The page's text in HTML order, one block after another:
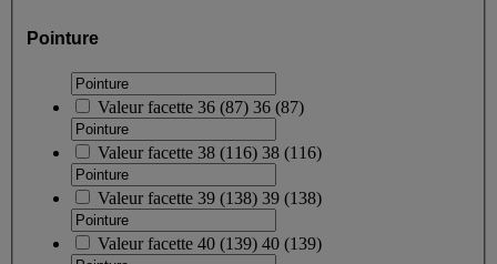
Pointure
Valeur facette 36 (87) 36 (87)
Valeur facette 38 (116) 38 (116)
Valeur facette 39 (138) 39 (138)
Valeur facette 40 (139) 40 (139)